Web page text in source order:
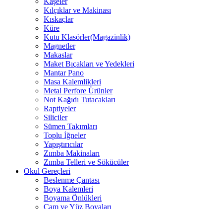
Kılçıklar ve Makinası
Kıskaçlar
Küre
Kutu Klasörler(Magazinlik)
Magnetler
Makaslar
Maket Bıçakları ve Yedekleri
Mantar Pano
Masa Kalemlikleri
Metal Perfore Ürünler
Not Kağıdı Tutacakları
Raptiyeler
Siliciler
Sümen Takımları
Toplu İğneler
Yapıştırıcılar
Zımba Makinaları
Zımba Telleri ve Sökücüler
Okul Gereçleri
Beslenme Çantası
Boya Kalemleri
Boyama Önlükleri
Cam ve Yüz Boyaları